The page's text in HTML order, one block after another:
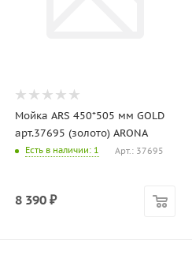
Мойка ARS 450*505 мм GOLD
арт.37695 (золото) ARONA
Есть в наличии: 1 Арт.: 37695
8 390 ₽